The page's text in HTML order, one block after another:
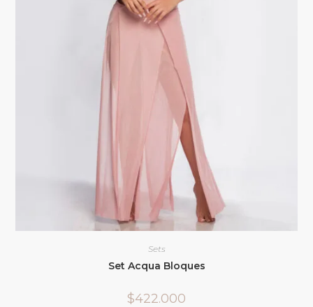
Sets
Set Acqua Bloques
$422.000